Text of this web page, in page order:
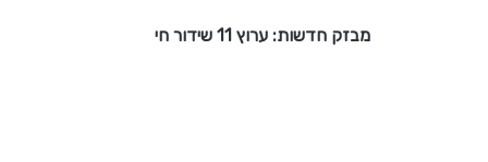
מבזק חדשות: ערוץ 11 שידור חי